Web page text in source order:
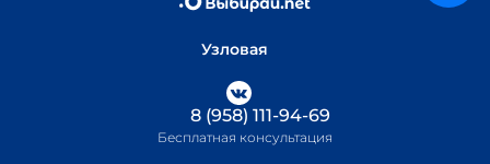
Узловая
8 (958) 111-94-69
Бесплатная консультация